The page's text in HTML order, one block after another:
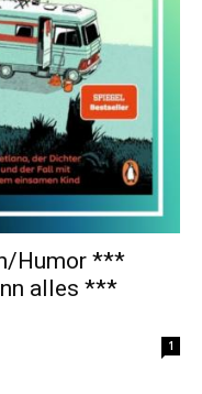
Humor ***
alles ***
1